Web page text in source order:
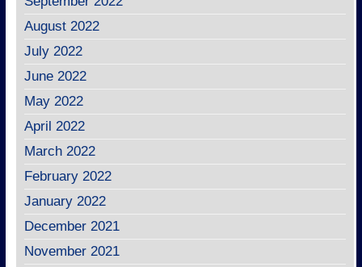
August 2022
July 2022
June 2022
May 2022
April 2022
March 2022
February 2022
January 2022
December 2021
November 2021